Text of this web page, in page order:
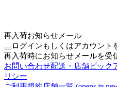
再入荷お知らせメール
ログインもしくはアカウン
再入荷時にお知らせメールを受
お問い合わせ配送・店舗ピック
リシー